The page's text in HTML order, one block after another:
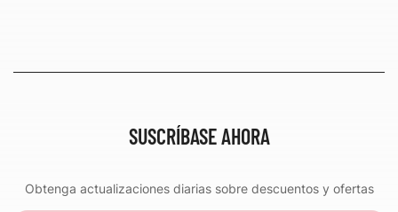
SUSCRÍBASE AHORA
Obtenga actualizaciones diarias sobre descuentos y ofertas